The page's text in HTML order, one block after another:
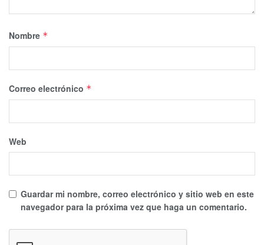
Nombre *
Correo electrónico *
Web
Guardar mi nombre, correo electrónico y sitio web en este
navegador para la próxima vez que haga un comentario.